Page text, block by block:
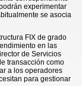
experimentar
se asocia
FIX de grado
en las
de Servicios
transacción como
a los operadores
para gestionar